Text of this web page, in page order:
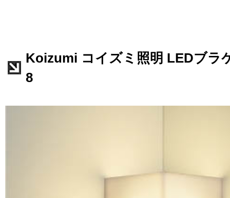
Koizumi コイズミ照明 LEDブラ
8